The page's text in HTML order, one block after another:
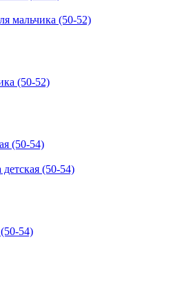
мальчика (50-52)
(50-52)
(50-54)
54)